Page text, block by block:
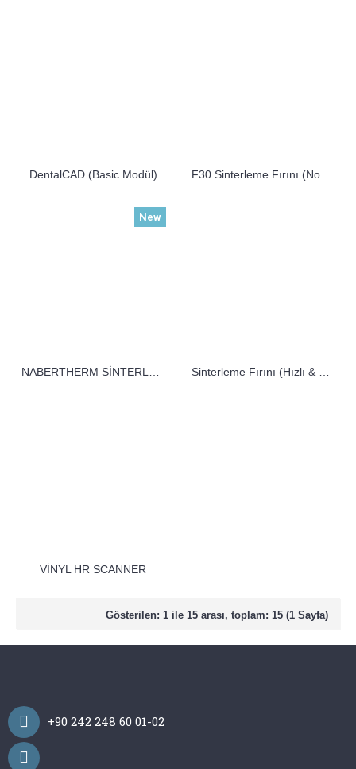
DentalCAD (Basic Modül)
New
VİNYL HR SCANNER
Gösterilen: 1 ile 15 arası, toplam: 15 (1 Sayfa)
+90 242 248 60 01-02